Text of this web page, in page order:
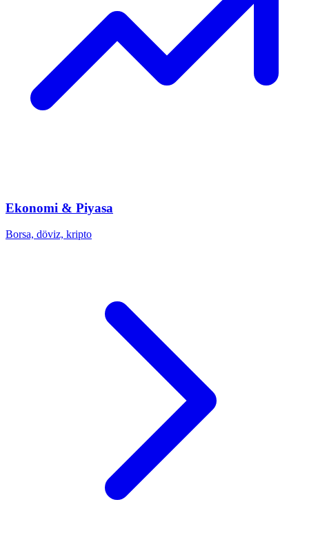
Ekonomi & Piyasa
Borsa, döviz, kripto